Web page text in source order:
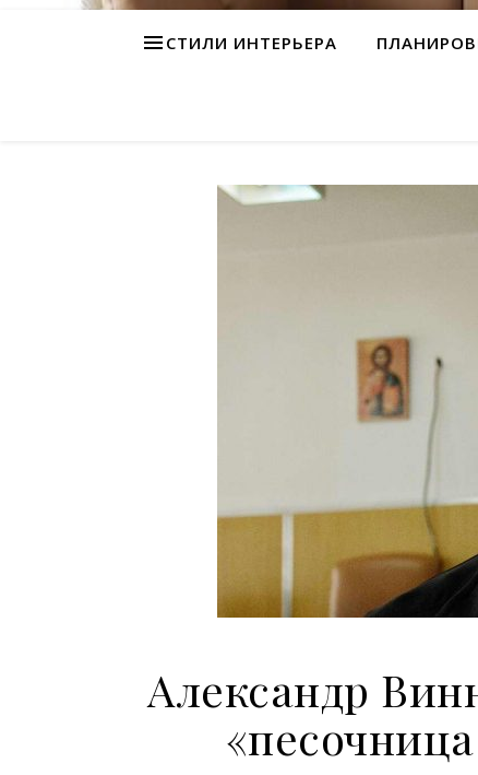
СТИЛИ ИНТЕРЬЕРА
Александр